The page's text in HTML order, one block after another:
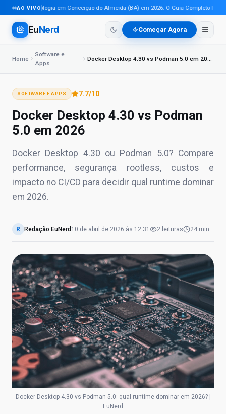
AO VIVO
Tecnologia em Conceição do Almeida (BA) em 2026: O Guia Completo Para
EuNerd Começar Agora
Home
Software e
Apps
Docker Desktop 4.30 vs Podman 5.0 em 2026
SOFTWARE E APPS 7.7/10
Docker Desktop 4.30 vs Podman
5.0 em 2026
Docker Desktop 4.30 ou Podman 5.0? Compare
performance, segurança rootless, custos e
impacto no CI/CD para decidir qual runtime dominar
em 2026.
R Redação EuNerd 10 de abril de 2026 às 12:31 2 leituras 24 min
Docker Desktop 4.30 vs Podman 5.0: qual runtime dominar em 2026? |
EuNerd